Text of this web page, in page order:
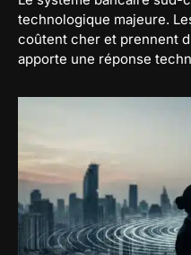
technologique majeure.
coûtent cher et prennent
apporte une réponse